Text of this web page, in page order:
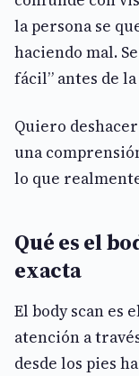
la persona se
haciendo mal.
fácil” antes de
Quiero
una
lo que
Qué es el
exacta
El body scan es
atención a
desde los pies